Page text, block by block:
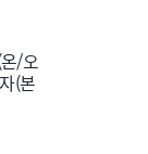
/오
(본